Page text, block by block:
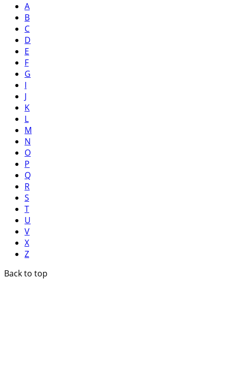
A
B
C
D
E
F
G
I
J
K
L
M
N
O
P
Q
R
S
T
U
V
X
Z
Back to top